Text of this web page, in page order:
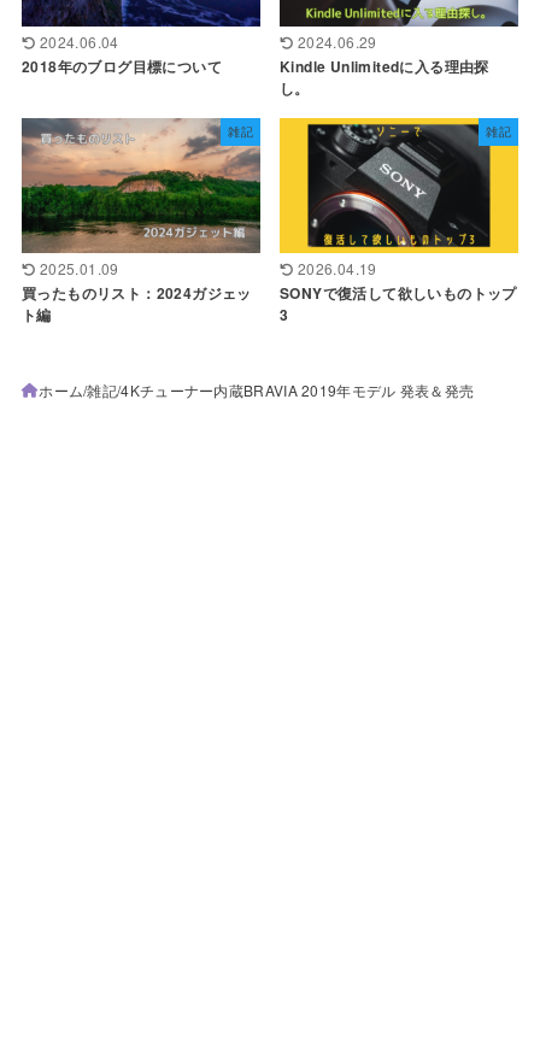
2024.06.04
2018年のブログ目標について
2024.06.29
Kindle Unlimitedに入る理由探
し。
雑記
2025.01.09
買ったものリスト：2024ガジェッ
ト編
雑記
2026.04.19
SONYで復活して欲しいものトップ
3
ホーム雑記4Kチューナー内蔵BRAVIA 2019年モデル 発表＆発売